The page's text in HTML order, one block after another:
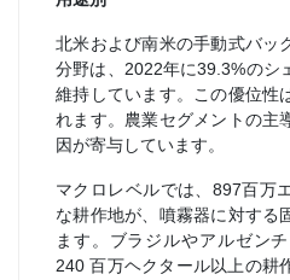
北米および南米の手動式バッ
分野は、2022年に39.3%のシ
維持しています。この優位性
れます。農業セグメントの主
因が寄与しています。
マクロレベルでは、897百万
な耕作地が、噴霧器に対する
ます。ブラジルやアルゼン
240 百万ヘクタール以上の耕